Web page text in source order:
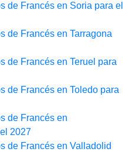
de Francés en Soria para el
de Francés en Tarragona
de Francés en Teruel para
de Francés en Toledo para
de Francés en
2027
de Francés en Valladolid